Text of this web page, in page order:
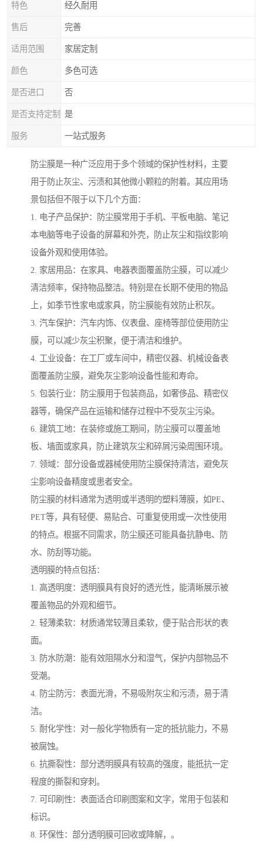
特色 经久耐用
售后 完善
适用范围 家居定制
颜色 多色可选
是否进口 否
是否支持定制 是
服务 一站式服务
防尘膜是一种广泛应用于多个领域的保护性材料，主要
用于防止灰尘、污渍和其他微小颗粒的附着。其应用场
景包括但不限于以下几个方面：
1. 电子产品保护：防尘膜常用于手机、平板电脑、笔记
本电脑等电子设备的屏幕和外壳，防止灰尘和指纹影响
设备外观和使用体验。
2. 家居用品：在家具、电器表面覆盖防尘膜，可以减少
清洁频率，保持物品整洁。特别是在长期不使用的物品
上，如季节性家电或家具，防尘膜能有效防止积灰。
3. 汽车保护：汽车内饰、仪表盘、座椅等部位使用防尘
膜，可以减少灰尘积聚，便于清洁和维护。
4. 工业设备：在工厂或车间中，精密仪器、机械设备表
面覆盖防尘膜，避免灰尘影响设备性能和寿命。
5. 包装行业：防尘膜用于包装商品，如奢侈品、精密仪
器等，确保产品在运输和储存过程中不受灰尘污染。
6. 建筑工地：在装修或施工期间，防尘膜可以覆盖地
板、墙面或家具，防止建筑灰尘和碎屑污染周围环境。
7. 领域：部分设备或器械使用防尘膜保持清洁，避免灰
尘影响设备精度或患者安全。
防尘膜的材料通常为透明或半透明的塑料薄膜，如PE、
PET等，具有轻便、易贴合、可重复使用或一次性使用
的特点。根据不同需求，防尘膜还可能具备抗静电、防
水、防刮等功能。
透明膜的特点包括：
1. 高透明度：透明膜具有良好的透光性，能清晰展示被
覆盖物品的外观和细节。
2. 轻薄柔软：材质通常较薄且柔软，便于贴合形状的表
面。
3. 防水防潮：能有效阻隔水分和湿气，保护内部物品不
受潮。
4. 防尘防污：表面光滑，不易吸附灰尘和污渍，易于清
洁。
5. 耐化学性：对一般化学物质有一定的抵抗能力，不易
被腐蚀。
6. 抗撕裂性：部分透明膜具有较高的强度，能抵抗一定
程度的撕裂和穿刺。
7. 可印刷性：表面适合印刷图案和文字，常用于包装和
标识。
8. 环保性：部分透明膜可回收或降解，。